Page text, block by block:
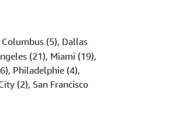
(5), Dallas
(21), Miami (19),
Philadelphie (4),
(2), San Francisco